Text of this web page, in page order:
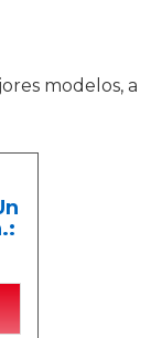
modelos, a